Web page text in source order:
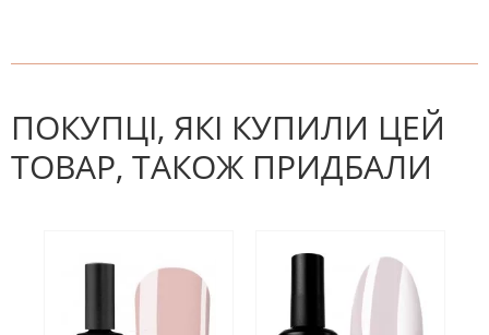
На даний час немає відгуків. Ви
ПОКУПЦІ, ЯКІ КУПИЛИ ЦЕЙ
ТОВАР, ТАКОЖ ПРИДБАЛИ